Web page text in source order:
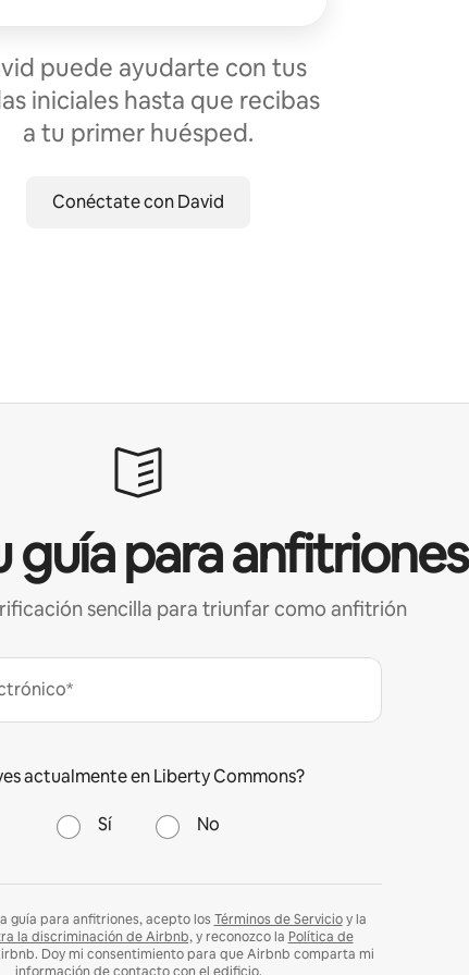
puede ayudarte con tus
iniciales hasta que recibas
a tu primer huésped.
Conéctate con David
para anfitriones
sencilla para triunfar como anfitrión
actualmente en Liberty Commons?
Sí No
guía para anfitriones, acepto los Términos de Servicioy la
la discriminación de Airbnb,y reconozco la Política de
Doy mi consentimiento para que Airbnb comparta mi
información de contacto con el edificio.